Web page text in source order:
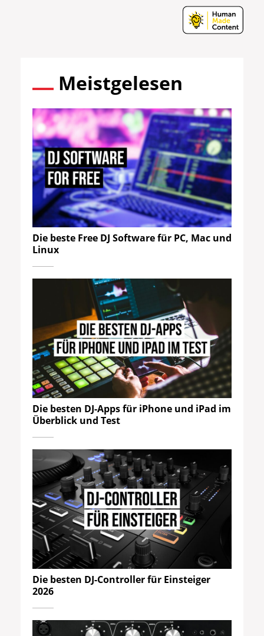
Meistgelesen
Die beste Free DJ Software für PC, Mac und
Linux
Die besten DJ-Apps für iPhone und iPad im
Überblick und Test
Die besten DJ-Controller für Einsteiger
2026